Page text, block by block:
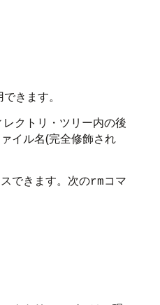
きます。
クトリ・ツリー内の後
イル名(完全修飾され
できます。次のrmコマ